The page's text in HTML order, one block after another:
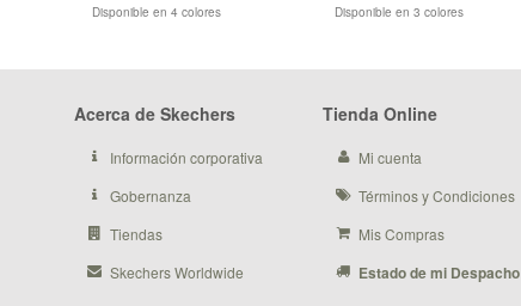
Disponible en 4 colores Disponible en 3 colores
Acerca de Skechers
Información corporativa
Gobernanza
Tiendas
Skechers Worldwide
Tienda Online
Mi cuenta
Términos y Condiciones
Mis Compras
Estado de mi Despacho